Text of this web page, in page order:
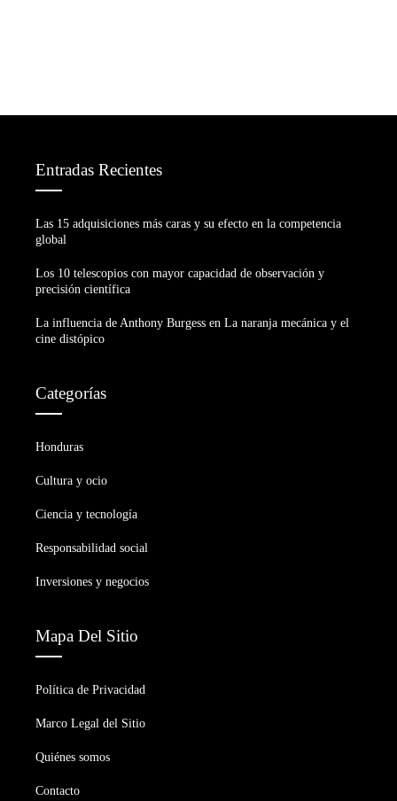
Entradas Recientes
Las 15 adquisiciones más caras y su efecto en la competencia
global
Los 10 telescopios con mayor capacidad de observación y
precisión científica
La influencia de Anthony Burgess en La naranja mecánica y el
cine distópico
Categorías
Honduras
Cultura y ocio
Ciencia y tecnología
Responsabilidad social
Inversiones y negocios
Mapa Del Sitio
Política de Privacidad
Marco Legal del Sitio
Quiénes somos
Contacto